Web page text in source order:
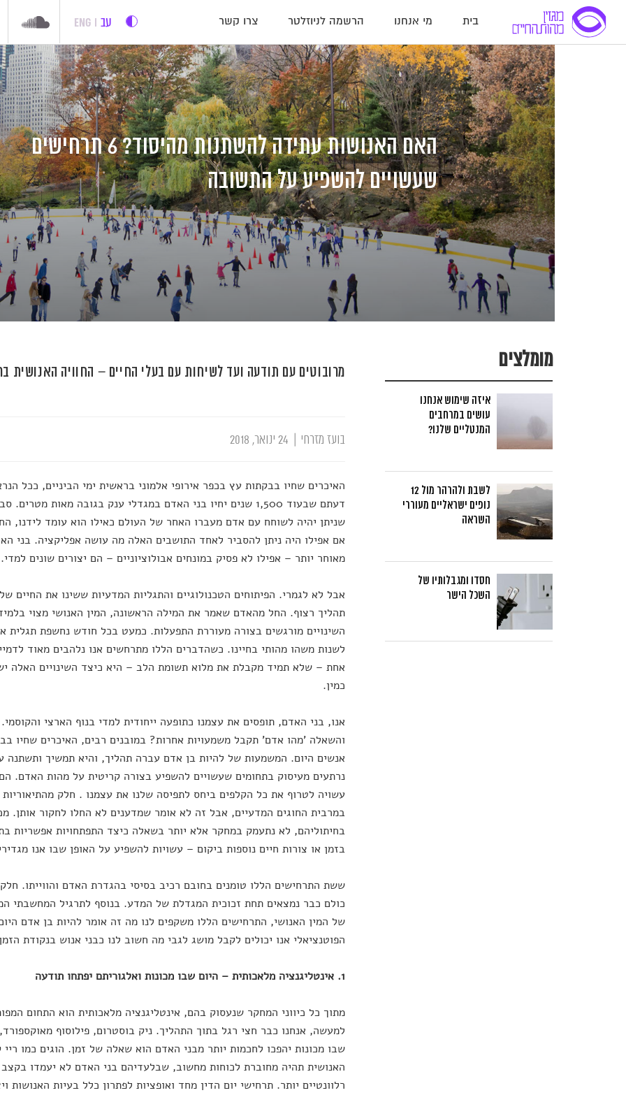
בית מי אנחנו הרשמה לניוזלטר צרו קשר עב ENG
האם האנושות עתידה להשתנות מהיסוד? 6 תרחישים
שעשויים להשפיע על התשובה
מרובוטים עם תודעה ועד לשיחות עם בעלי החיים – החוויה האנושית
בועז מזרחי
האיכרים שחיו בבקתות עץ בכפר אירופי אלמוני בראשית ימי הביניים, ככל
דעתם שבעוד 1,500 שנים יחיו בני האדם במגדלי ענק בגובה מאות
שניתן יהיה לשוחח עם אדם מעברו האחר של העולם כאילו הוא עומד לידנו,
מאוחר יותר – אפילו לא פסיק במונחים אבולוציוניים – הם יצורים שונים למדי.
אבל לא לגמרי. הפיתוחים הטכנולוגיים והתגליות המדעיות ששינו את החיים
תהליך רצוף. החל מהאדם שאמר את המילה הראשונה, המין האנושי מצוי
השינויים מורגשים בצורה מעוררת התפעלות. כמעט בכל חודש נחשפת תגלית
לשנות משהו מהותי בחיינו. כשהדברים הללו מתרחשים אנו נלהבים מאוד
אחת – שלא תמיד מקבלת את מלוא תשומת הלב – היא כיצד השינויים האלה
כמין.
אנו, בני האדם, תופסים את עצמנו כתופעה ייחודית למדי בנוף הארצי
והשאלה 'מהו אדם' תקבל משמעויות אחרות? במובנים רבים, האיכרים שחיו
אנשים היום. המשמעות של להיות בן אדם עברה תהליך, והיא תמשיך ותשתנה
נרתעים מעיסוק בתחומים שעשויים להשפיע בצורה קריטית על מהות האדם.
עשויה לטרוף את כל הקלפים ביחס לתפיסה שלנו את עצמנו . חלק מהתיאוריות
במרבית החוגים המדעיים, אבל זה לא אומר שמדענים לא החלו לחקור אותן.
בחיתוליהם, לא נתעמק במחקר אלא יותר בשאלה כיצד התפתחויות אפשריות
בזמן או צורות חיים נוספות ביקום – עשויות להשפיע על האופן שבו אנו
ששת התרחישים הללו טומנים בחובם רכיב בסיסי בהגדרת האדם והווייתו.
כולם כבר נמצאים תחת זכוכית המגדלת של המדע. בנוסף לתרגיל המחשבתי
של המין האנושי, התרחישים הללו משקפים לנו מה זה אומר להיות בן אדם
הפוטנציאלי אנו יכולים לקבל מושג לגבי מה חשוב לנו כבני אנוש בנקודת
1. אינטליגנציה מלאכותית – היום שבו מכונות ואלגוריתם יפתחו תודעה
מתוך כל כיווני המחקר שנעסוק בהם, אינטליגנציה מלאכותית הוא התחום
למעשה, אנחנו כבר חצי רגל בתוך התהליך. ניק בוסטרום, פילוסוף
שבו מכונות יהפכו לחכמות יותר מבני האדם הוא שאלה של זמן. הוגים כמו ריי
האנושית תהיה מחוברת לכוחות מחשוב, שבלעדיהם בני האדם לא יעמדו בקצב
רלוונטיים יותר. תרחישי יום הדין מחד ואופציות לפתרון כלל בעיות האנושות
מומלצים
איזה שימוש אנחנו
עושים במרחבים
המנטליים שלנו?
לשבת ולהרהר מול 12
נופים ישראליים מעוררי
השראה
חסדו ומגבלותיו של
השכל הישר